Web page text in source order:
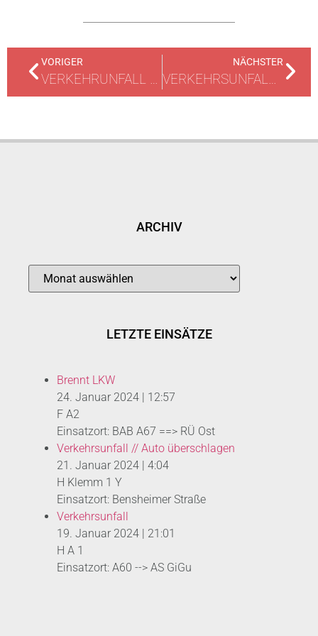
VORIGER
VERKEHRUNFALL ZWISCHEN LKW UND PKW
NÄCHSTER
VERKEHRSUNFALL MIT EINGEKLEMMTER PERSON
ARCHIV
LETZTE EINSÄTZE
Brennt LKW
24. Januar 2024
12:57
F A2
Einsatzort: BAB A67 ==> RÜ Ost
Verkehrsunfall // Auto überschlagen
21. Januar 2024
4:04
H Klemm 1 Y
Einsatzort: Bensheimer Straße
Verkehrsunfall
19. Januar 2024
21:01
H A 1
Einsatzort: A60 --> AS GiGu